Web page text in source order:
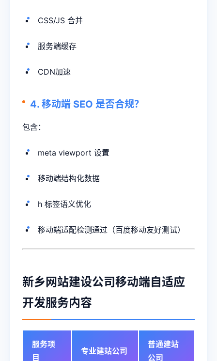
CSS/JS 合并
服务端缓存
CDN加速
4. 移动端 SEO 是否合规？
包含：
meta viewport 设置
移动端结构化数据
h 标签语义优化
移动端适配检测通过（百度移动友好测试）
新乡网站建设公司移动端自适应
开发服务内容
服务项
目
专业建站公司
普通建站
公司